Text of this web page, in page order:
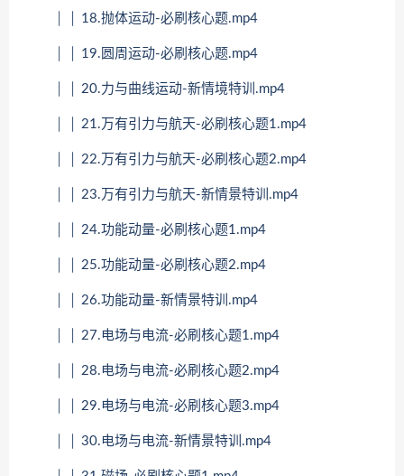
│ │ 18.抛体运动-必刷核心题.mp4
│ │ 19.圆周运动-必刷核心题.mp4
│ │ 20.力与曲线运动-新情境特训.mp4
│ │ 21.万有引力与航天-必刷核心题1.mp4
│ │ 22.万有引力与航天-必刷核心题2.mp4
│ │ 23.万有引力与航天-新情景特训.mp4
│ │ 24.功能动量-必刷核心题1.mp4
│ │ 25.功能动量-必刷核心题2.mp4
│ │ 26.功能动量-新情景特训.mp4
│ │ 27.电场与电流-必刷核心题1.mp4
│ │ 28.电场与电流-必刷核心题2.mp4
│ │ 29.电场与电流-必刷核心题3.mp4
│ │ 30.电场与电流-新情景特训.mp4